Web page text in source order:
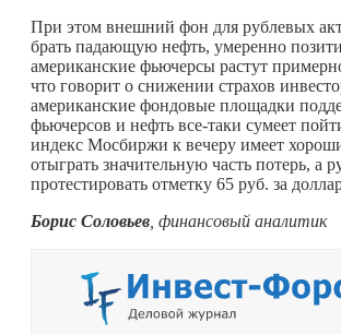
При этом внешний фон для рублевых
брать падающую нефть, умеренно
американские фьючерсы растут
что говорит о снижении страхов
американские фондовые площадки
фьючерсов и нефть все-таки сумеет
индекс Мосбиржи к вечеру имеет
отыграть значительную часть потерь, а
протестировать отметку 65 руб. за
Борис Соловьев , финансовый аналитик